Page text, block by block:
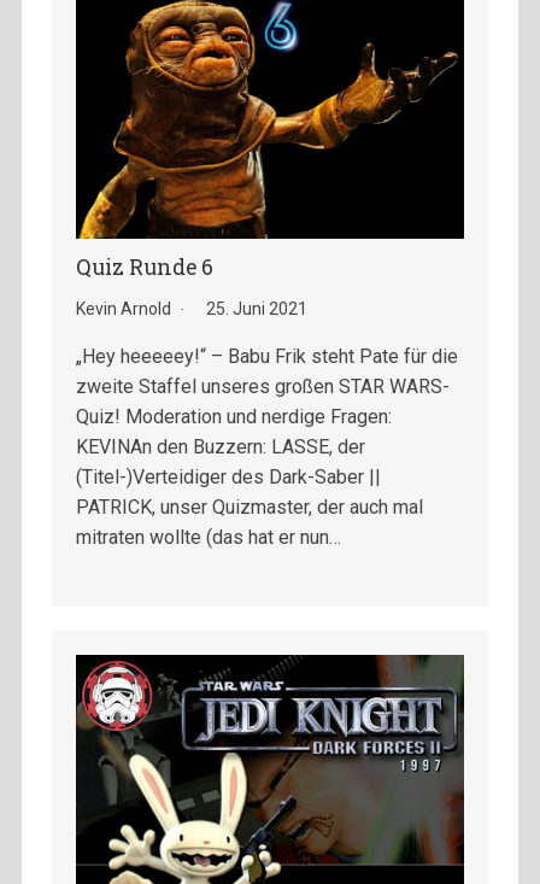
Quiz Runde 6
Kevin Arnold 25. Juni 2021
„Hey heeeeey!“ – Babu Frik steht Pate für die
zweite Staffel unseres großen STAR WARS-
Quiz! Moderation und nerdige Fragen:
KEVINAn den Buzzern: LASSE, der
(Titel-)Verteidiger des Dark-Saber ||
PATRICK, unser Quizmaster, der auch mal
mitraten wollte (das hat er nun…